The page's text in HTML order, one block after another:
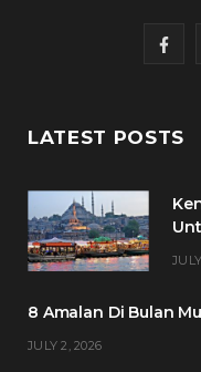
F
c
b
LATEST POSTS
8 Amalan Di Bulan
JULY 2, 2026